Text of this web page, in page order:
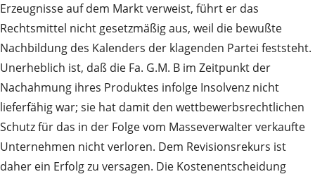
Erzeugnisse auf dem Markt verweist, führt er das
Rechtsmittel nicht gesetzmäßig aus, weil die bewußte
Nachbildung des Kalenders der klagenden Partei feststeht.
Unerheblich ist, daß die Fa. G.M. B im Zeitpunkt der
Nachahmung ihres Produktes infolge Insolvenz nicht
lieferfähig war; sie hat damit den wettbewerbsrechtlichen
Schutz für das in der Folge vom Masseverwalter verkaufte
Unternehmen nicht verloren. Dem Revisionsrekurs ist
daher ein Erfolg zu versagen. Die Kostenentscheidung